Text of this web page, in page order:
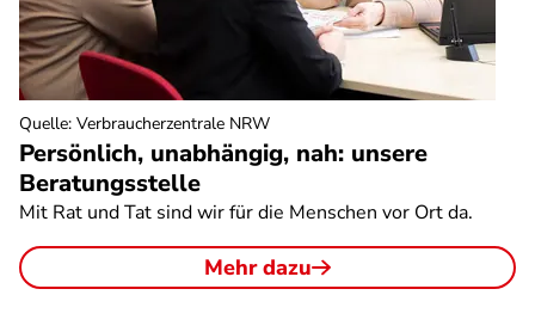
Persönlich, unabhängig, nah: unsere
Beratungsstelle
Mit Rat und Tat sind wir für die Menschen vor Ort da.
Mehr dazu
Quelle: Verbraucherzentrale NRW